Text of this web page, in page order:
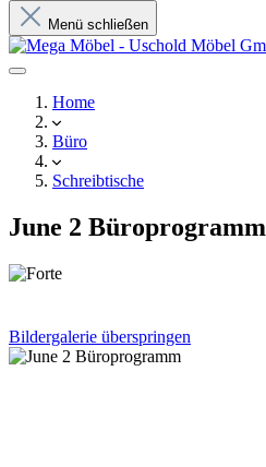
Menü schließen
Home
Büro
Schreibtische
June 2 Büroprogramm
Bildergalerie überspringen